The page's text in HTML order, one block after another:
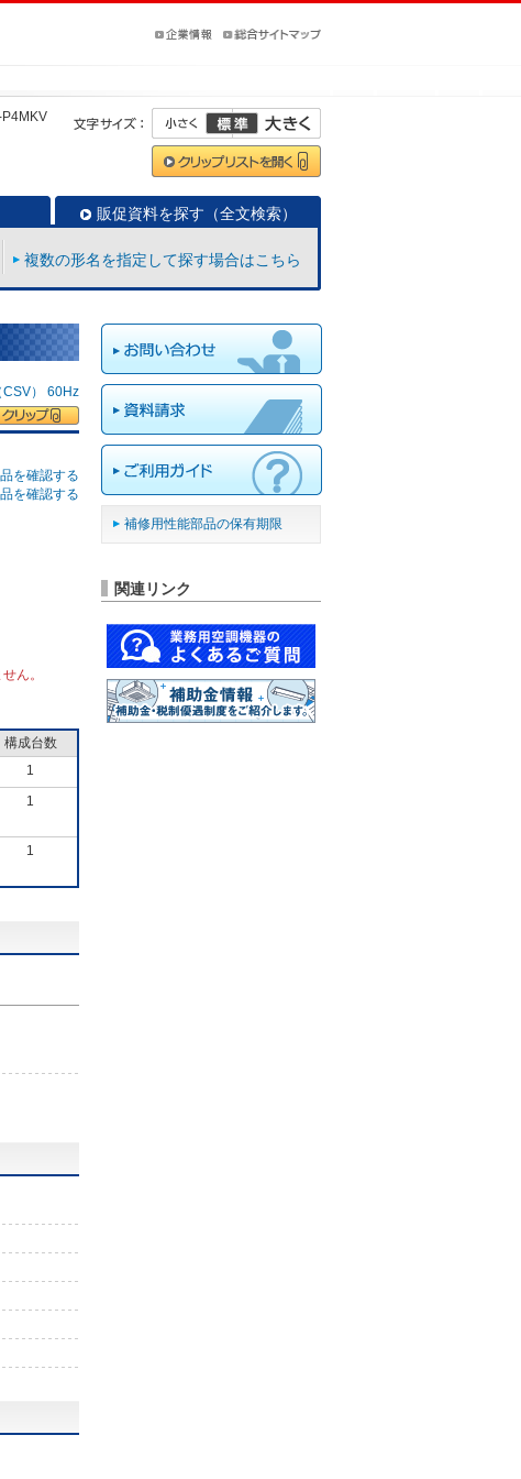
P4MKV
販促資料を探す（全文検索）
複数の形名を指定して探す場合はこちら
CSV） 60Hz
を確認する
を確認する
ん。
構成台数
1
1
1
補修用性能部品の保有期限
関連リンク